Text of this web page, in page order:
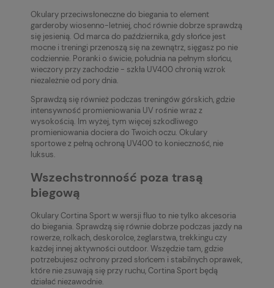
Okulary przeciwsłoneczne do biegania to element
garderoby wiosenno-letniej, choć równie dobrze sprawdzą
się jesienią. Od marca do października, gdy słońce jest
mocne i treningi przenoszą się na zewnątrz, sięgasz po nie
codziennie. Poranki o świcie, południa na pełnym słońcu,
wieczory przy zachodzie - szkła UV400 chronią wzrok
niezależnie od pory dnia.
Sprawdzą się również podczas treningów górskich, gdzie
intensywność promieniowania UV rośnie wraz z
wysokością. Im wyżej, tym więcej szkodliwego
promieniowania dociera do Twoich oczu. Okulary
sportowe z pełną ochroną UV400 to konieczność, nie
luksus.
Wszechstronność poza trasą
biegową
Okulary Cortina Sport w wersji fluo to nie tylko akcesoria
do biegania. Sprawdzą się równie dobrze podczas jazdy na
rowerze, rolkach, deskorolce, żeglarstwa, trekkingu czy
każdej innej aktywności outdoor. Wszędzie tam, gdzie
potrzebujesz ochrony przed słońcem i stabilnych oprawek,
które nie zsuwają się przy ruchu, Cortina Sport będą
działać niezawodnie.